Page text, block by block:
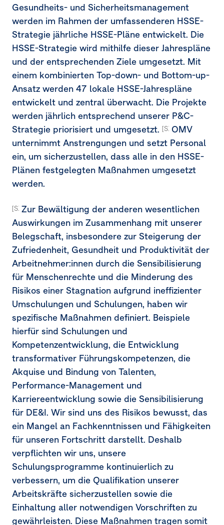
Gesundheits- und Sicherheitsmanagement
werden im Rahmen der umfassenderen HSSE-
Strategie jährliche HSSE-Pläne entwickelt. Die
HSSE-Strategie wird mithilfe dieser Jahrespläne
und der entsprechenden Ziele umgesetzt. Mit
einem kombinierten Top-down- und Bottom-up-
Ansatz werden 47 lokale HSSE-Jahrespläne
entwickelt und zentral überwacht. Die Projekte
werden jährlich entsprechend unserer P&C-
Strategie priorisiert und umgesetzt. [S1-4.43]
OMV
unternimmt Anstrengungen und setzt Personal
ein, um sicherzustellen, dass alle in den HSSE-
Plänen festgelegten Maßnahmen umgesetzt
werden.
[S1-4.37] [S1-4.38c] [S1-4.40a] [MDR-A-68a]
Zur Bewältigung der anderen wesentlichen
Auswirkungen im Zusammenhang mit unserer
Belegschaft, insbesondere zur Steigerung der
Zufriedenheit, Gesundheit und Produktivität der
Arbeitnehmer:innen durch die Sensibilisierung
für Menschenrechte und die Minderung des
Risikos einer Stagnation aufgrund ineffizienter
Umschulungen und Schulungen, haben wir
spezifische Maßnahmen definiert. Beispiele
hierfür sind Schulungen und
Kompetenzentwicklung, die Entwicklung
transformativer Führungskompetenzen, die
Akquise und Bindung von Talenten,
Performance-Management und
Karriereentwicklung sowie die Sensibilisierung
für DE&I. Wir sind uns des Risikos bewusst, das
ein Mangel an Fachkenntnissen und Fähigkeiten
für unseren Fortschritt darstellt. Deshalb
verpflichten wir uns, unsere
Schulungsprogramme kontinuierlich zu
verbessern, um die Qualifikation unserer
Arbeitskräfte sicherzustellen sowie die
Einhaltung aller notwendigen Vorschriften zu
gewährleisten. Diese Maßnahmen tragen somit